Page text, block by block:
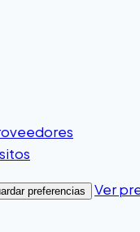
preferencias
Ver